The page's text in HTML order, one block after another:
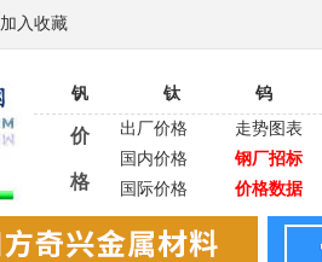
加入收藏
钒 钛 钨
价
格
出厂价格
走势图表
国内价格
钢厂招标
国际价格
价格数据